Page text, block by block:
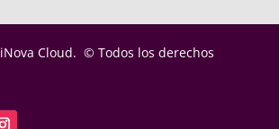
iNova Cloud. © Todos los derechos